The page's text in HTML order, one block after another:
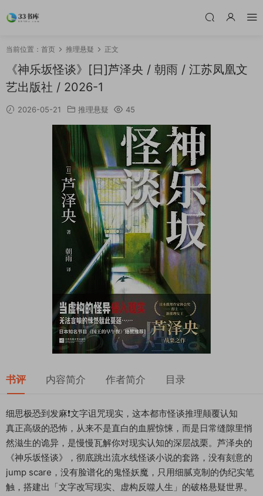
当前位置： 首页 推理悬疑 正文
《神乐坂怪谈》[日]芦泽央 / 朝雨 / 江苏凤凰文
艺出版社 / 2026-1
2026-05-21 推理悬疑 45
书评 内容简介 作者简介 目录
细思极恐到发麻❗️文字诅咒现实，这本都市怪谈推理颠覆认知
真正高级的恐怖，从来不是直白的血腥惊悚，而是日常缝隙里悄
然滋生的诡异，是慢慢瓦解你对现实认知的深层战栗。芦泽央的
《神乐坂怪谈》，彻底跳出流水线怪谈小说的套路，没有刻意的
jump scare，没有脸谱化的鬼怪妖魔，只用细腻克制的伪纪实笔
触，搭建出「文字改写现实、虚构反噬人生」的破格悬疑世界。